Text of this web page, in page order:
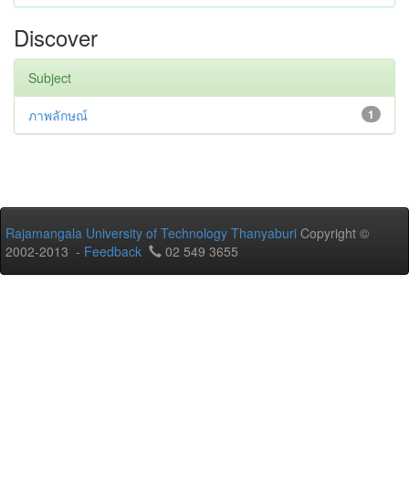
Discover
Subject
1
ภาพลักษณ์
Rajamangala University of Technology Thanyaburi Copyright ©
2002-2013 - Feedback 02 549 3655